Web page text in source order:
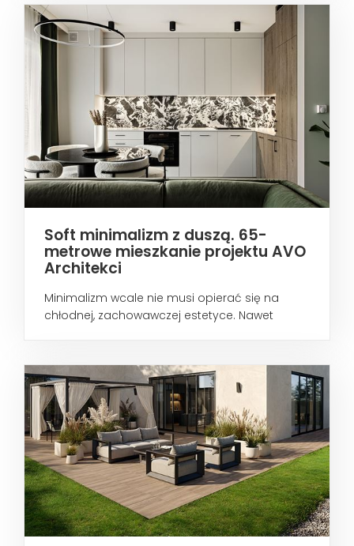
Soft minimalizm z duszą. 65-
metrowe mieszkanie projektu AVO
Architekci
Minimalizm wcale nie musi opierać się na
chłodnej, zachowawczej estetyce. Nawet